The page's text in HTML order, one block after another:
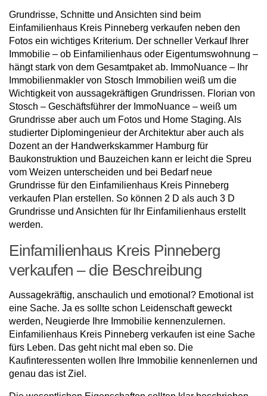
Grundrisse, Schnitte und Ansichten sind beim
Einfamilienhaus Kreis Pinneberg verkaufen neben den
Fotos ein wichtiges Kriterium. Der schneller Verkauf Ihrer
Immobilie – ob Einfamilienhaus oder Eigentumswohnung –
hängt stark von dem Gesamtpaket ab. ImmoNuance – Ihr
Immobilienmakler von Stosch Immobilien weiß um die
Wichtigkeit von aussagekräftigen Grundrissen. Florian von
Stosch – Geschäftsführer der ImmoNuance – weiß um
Grundrisse aber auch um Fotos und Home Staging. Als
studierter Diplomingenieur der Architektur aber auch als
Dozent an der Handwerkskammer Hamburg für
Baukonstruktion und Bauzeichen kann er leicht die Spreu
vom Weizen unterscheiden und bei Bedarf neue
Grundrisse für den Einfamilienhaus Kreis Pinneberg
verkaufen Plan erstellen. So können 2 D als auch 3 D
Grundrisse und Ansichten für Ihr Einfamilienhaus erstellt
werden.
Einfamilienhaus Kreis Pinneberg
verkaufen – die Beschreibung
Aussagekräftig, anschaulich und emotional? Emotional ist
eine Sache. Ja es sollte schon Leidenschaft geweckt
werden, Neugierde Ihre Immobilie kennenzulernen.
Einfamilienhaus Kreis Pinneberg verkaufen ist eine Sache
fürs Leben. Das geht nicht mal eben so. Die
Kaufinteressenten wollen Ihre Immobilie kennenlernen und
genau das ist Ziel.